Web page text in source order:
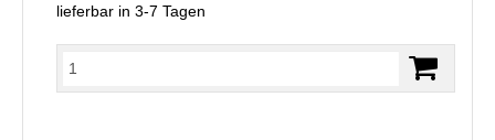
lieferbar in 3-7 Tagen